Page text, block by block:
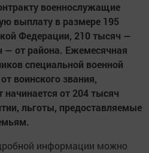
военнослужащие
выплату в размере 195
Федерации, 210 тысяч —
— от района. Ежемесячная
специальной военной
воинского звания,
от 204 тысяч
льготы, предоставляемые
информации можно